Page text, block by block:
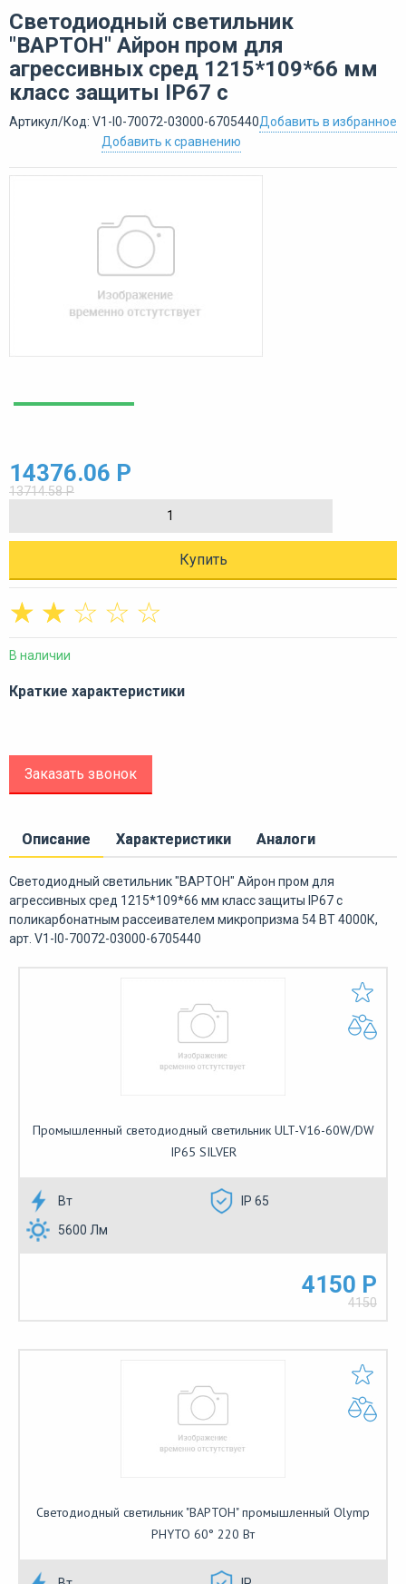
Светодиодный светильник
"ВАРТОН" Айрон пром для
агрессивных сред 1215*109*66 мм
класс защиты IP67 с
Артикул/Код: V1-I0-70072-03000-6705440Добавить в избранное
Добавить к сравнению
14376.06 Р
13714.58 Р
Купить
☆
☆
☆
☆
☆
В наличии
Краткие характеристики
Заказать звонок
Описание Характеристики Аналоги
Светодиодный светильник "ВАРТОН" Айрон пром для
агрессивных сред 1215*109*66 мм класс защиты IP67 с
поликарбонатным рассеивателем микропризма 54 ВТ 4000К,
арт. V1-I0-70072-03000-6705440
Промышленный светодиодный светильник ULT-V16-60W/DW
IP65 SILVER
Вт
IP 65
5600 Лм
4150 Р
4150
Светодиодный светильник "ВАРТОН" промышленный Olymp
PHYTO 60° 220 Вт